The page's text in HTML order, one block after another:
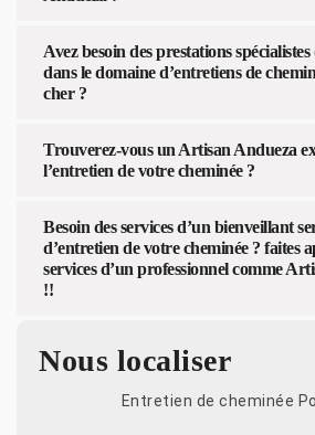
Avez besoin des prestations
dans le domaine d’entretiens de
cher ?
Trouverez-vous un Artisan Andueza
l’entretien de votre cheminée ?
Besoin des services d’un bienveillant
d’entretien de votre cheminée ? faites
services d’un professionnel comme
!!
Nous localiser
Entretien de cheminée